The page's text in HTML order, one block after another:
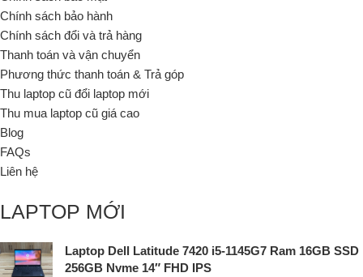
Chính sách bảo hành
Chính sách đổi và trả hàng
Thanh toán và vận chuyển
Phương thức thanh toán & Trả góp
Thu laptop cũ đổi laptop mới
Thu mua laptop cũ giá cao
Blog
FAQs
Liên hệ
LAPTOP MỚI
Laptop Dell Latitude 7420 i5-1145G7 Ram 16GB SSD
256GB Nvme 14″ FHD IPS